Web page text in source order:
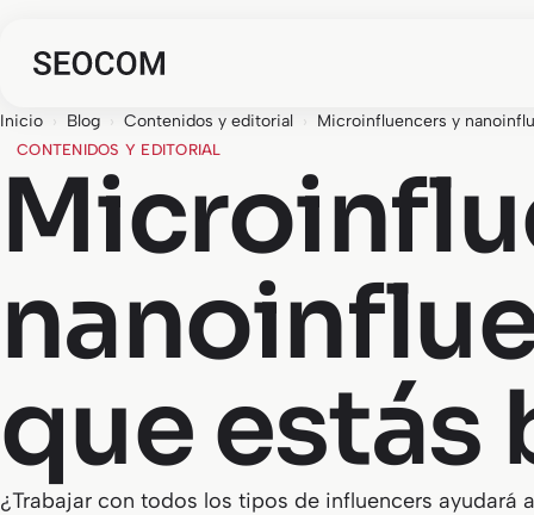
Inicio › Blog › Contenidos y editorial › Microinfluencers y
CONTENIDOS Y EDITORIAL
que estás
¿Trabajar con todos los tipos de influencers ayudará